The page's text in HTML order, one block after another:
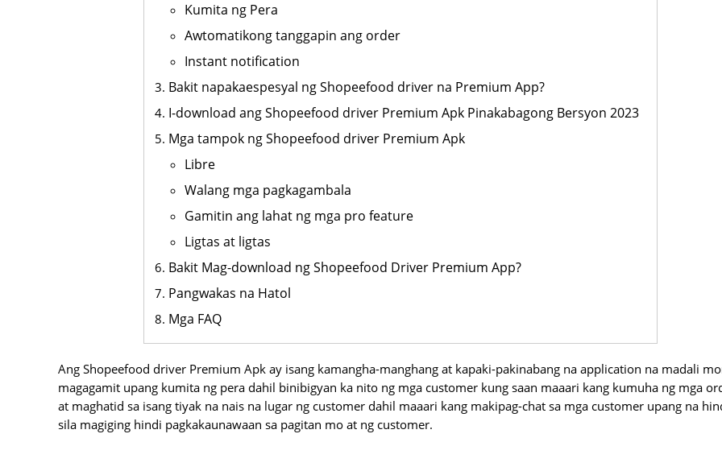
Kumita ng Pera
Awtomatikong tanggapin ang order
Instant notification
Bakit napakaespesyal ng Shopeefood driver na Premium App?
I-download ang Shopeefood driver Premium Apk Pinakabagong Bersyon 2023
Mga tampok ng Shopeefood driver Premium Apk
Libre
Walang mga pagkagambala
Gamitin ang lahat ng mga pro feature
Ligtas at ligtas
Bakit Mag-download ng Shopeefood Driver Premium App?
Pangwakas na Hatol
Mga FAQ
Ang Shopeefood driver Premium Apk ay isang kamangha-manghang at kapaki-pakinabang na application na madali
magagamit upang kumita ng pera dahil binibigyan ka nito ng mga customer kung saan maaari kang kumuha ng mga
at maghatid sa isang tiyak na nais na lugar ng customer dahil maaari kang makipag-chat sa mga customer upang na
sila magiging hindi pagkakaunawaan sa pagitan mo at ng customer.